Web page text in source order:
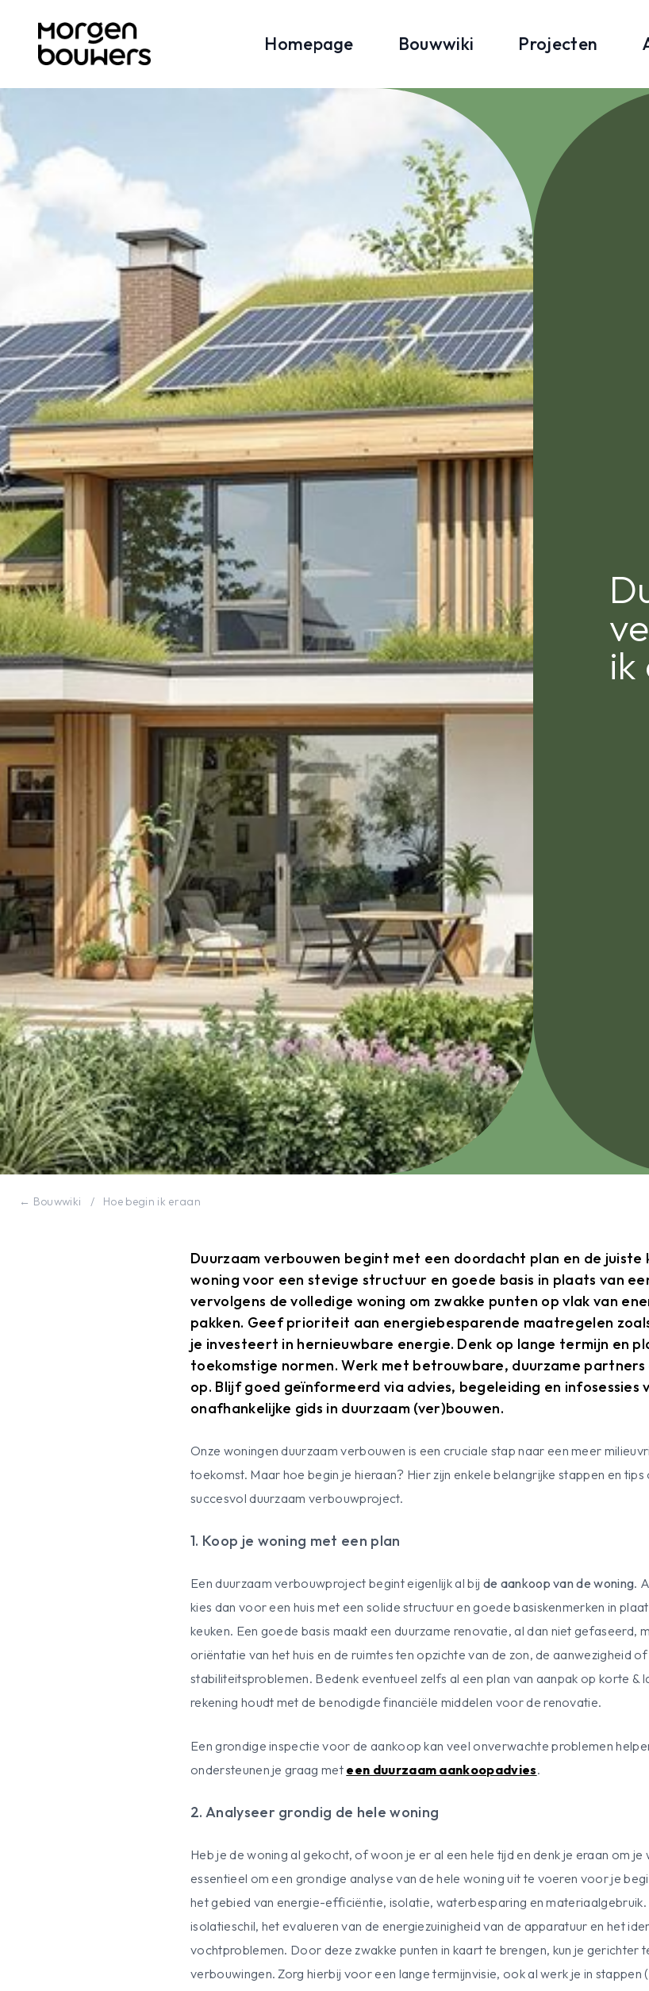
Homepage Bouwwiki Projecten
ik
← Bouwwiki / Hoe begin ik eraan
Duurzaam verbouwen begint met een doordacht plan en de juiste
woning voor een stevige structuur en goede basis in plaats van
vervolgens de volledige woning om zwakke punten op vlak van
pakken. Geef prioriteit aan energiebesparende maatregelen
je investeert in hernieuwbare energie. Denk op lange termijn en
toekomstige normen. Werk met betrouwbare, duurzame
op. Blijf goed geïnformeerd via advies, begeleiding en infosessies
onafhankelijke gids in duurzaam (ver)bouwen.
Onze woningen duurzaam verbouwen is een cruciale stap naar een meer
toekomst. Maar hoe begin je hieraan? Hier zijn enkele belangrijke stappen en
succesvol duurzaam verbouwproject.
1. Koop je woning met een plan
Een duurzaam verbouwproject begint eigenlijk al bij de aankoop van de woning.
kies dan voor een huis met een solide structuur en goede basiskenmerken in
keuken. Een goede basis maakt een duurzame renovatie, al dan niet gefaseerd,
oriëntatie van het huis en de ruimtes ten opzichte van de zon, de aanwezigheid
stabiliteitsproblemen. Bedenk eventueel zelfs al een plan van aanpak op korte &
rekening houdt met de benodigde financiële middelen voor de renovatie.
Een grondige inspectie voor de aankoop kan veel onverwachte problemen
ondersteunen je graag met een duurzaam aankoopadvies.
2. Analyseer grondig de hele woning
Heb je de woning al gekocht, of woon je er al een hele tijd en denk je eraan om
essentieel om een grondige analyse van de hele woning uit te voeren voor je
het gebied van energie-efficiëntie, isolatie, waterbesparing en
isolatieschil, het evalueren van de energiezuinigheid van de apparatuur en het
vochtproblemen. Door deze zwakke punten in kaart te brengen, kun je gerichter
verbouwingen. Zorg hierbij voor een lange termijnvisie, ook al werk je in stappen